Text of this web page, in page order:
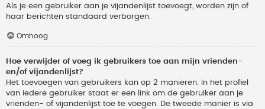
Als je een gebruiker aan je vijandenlijst toevoegt, worden zijn of
haar berichten standaard verborgen.
Omhoog
Hoe verwijder of voeg ik gebruikers toe aan mijn vrienden-
en/of vijandenlijst?
Het toevoegen van gebruikers kan op 2 manieren. In het profiel
van iedere gebruiker staat er een link om de gebruiker aan je
vrienden- of vijandenlijst toe te voegen. De tweede manier is via